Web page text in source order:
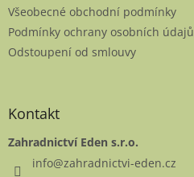
Všeobecné obchodní podmínky
Podmínky ochrany osobních údajů
Odstoupení od smlouvy
Kontakt
Zahradnictví Eden s.r.o.
info@zahradnictvi-eden.cz